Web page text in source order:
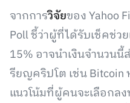
จากการวิจัยของ Yahoo
Poll ชี้ว่าผู้ที่ได้รับเช็คช่ว
15% อาจนำเงินจำนวน
รียญคริปโต เช่น Bitcoin
แนวโน้มที่ผู้คนจะเลือกล